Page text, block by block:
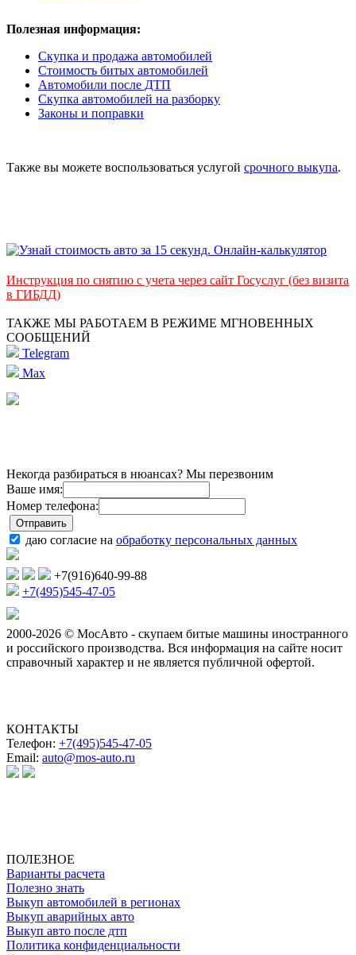
Полезная информация:
Скупка и продажа автомобилей
Стоимость битых автомобилей
Автомобили после ДТП
Скупка автомобилей на разборку
Законы и поправки
Также вы можете воспользоваться услугой срочного выкупа.
Инструкция по снятию с учета через сайт Госуслуг (без визита
в ГИБДД)
ТАКЖЕ МЫ РАБОТАЕМ В РЕЖИМЕ МГНОВЕННЫХ
СООБЩЕНИЙ
Telegram
Max
Некогда разбираться в нюансах? Мы перезвоним
Ваше имя:
Номер телефона:
даю согласие на обработку персональных данных
+7(916)640-99-88
+7(495)545-47-05
2000-2026 © МосАвто - скупаем битые машины иностранного
и российского производства. Вся информация на сайте носит
справочный характер и не является публичной офертой.
КОНТАКТЫ
Телефон: +7(495)545-47-05
Email: auto@mos-auto.ru
ПОЛЕЗНОЕ
Варианты расчета
Полезно знать
Выкуп автомобилей в регионах
Выкуп аварийных авто
Выкуп авто после дтп
Политика конфиденциальности